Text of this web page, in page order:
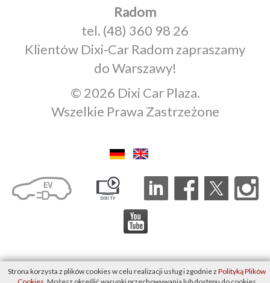
Radom
tel. (48) 360 98 26
Klientów Dixi‑Car Radom zapraszamy
do Warszawy!
© 2026 Dixi Car Plaza.
Wszelkie Prawa Zastrzeżone
Strona korzysta z plików cookies w celu realizacji usług i zgodnie z Polityką Plików